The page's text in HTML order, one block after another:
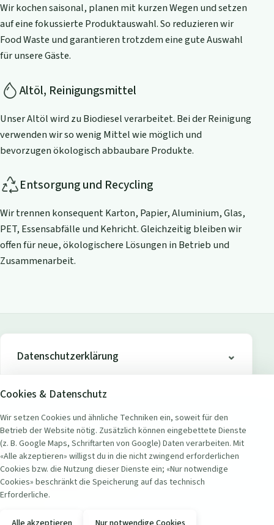
Wir kochen saisonal, planen mit kurzen Wegen und setzen
auf eine fokussierte Produktauswahl. So reduzieren wir
Food Waste und garantieren trotzdem eine gute Auswahl
für unsere Gäste.
Altöl, Reinigungsmittel
Unser Altöl wird zu Biodiesel verarbeitet. Bei der Reinigung
verwenden wir so wenig Mittel wie möglich und
bevorzugen ökologisch abbaubare Produkte.
Entsorgung und Recycling
Wir trennen konsequent Karton, Papier, Aluminium, Glas,
PET, Essensabfälle und Kehricht. Gleichzeitig bleiben wir
offen für neue, ökologischere Lösungen in Betrieb und
Zusammenarbeit.
Datenschutzerklärung
ADRESSE
Seerestaurant Badi Wollishofen
Seestrasse 451
8038 Zürich Wollishofen, Schweiz
Cookies & Datenschutz
Wir setzen Cookies und ähnliche Techniken ein, soweit für den
Betrieb der Website nötig. Zusätzlich können eingebettete Dienste
(z. B. Google Maps, Schriftarten von Google) Daten verarbeiten. Mit
«Alle akzeptieren» willigst du in die nicht zwingend erforderlichen
Cookies bzw. die Nutzung dieser Dienste ein; «Nur notwendige
Cookies» beschränkt die Speicherung auf das technisch
Erforderliche.